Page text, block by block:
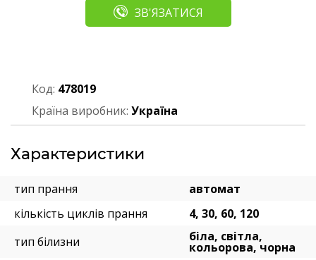
ЗВ'ЯЗАТИСЯ
Код: 478019
Країна виробник: Україна
Характеристики
тип прання
автомат
кількість циклів прання
4, 30, 60, 120
тип білизни
біла, світла,
кольорова, чорна